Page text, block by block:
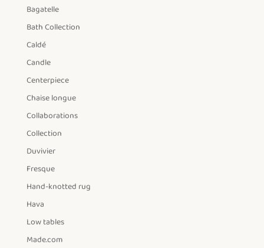
Bagatelle
Bath Collection
Caldé
Candle
Centerpiece
Chaise longue
Collaborations
Collection
Duvivier
Fresque
Hand-knotted rug
Hava
Low tables
Made.com